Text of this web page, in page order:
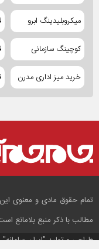
میکروبلیدینگ ابرو
کوچینگ سازمانی
خرید میز اداری مدرن
تمام حقوق مادی و معنوی
مطالب با ذکر منبع بلامانع
طراحی و تولید"ایران سامانه"